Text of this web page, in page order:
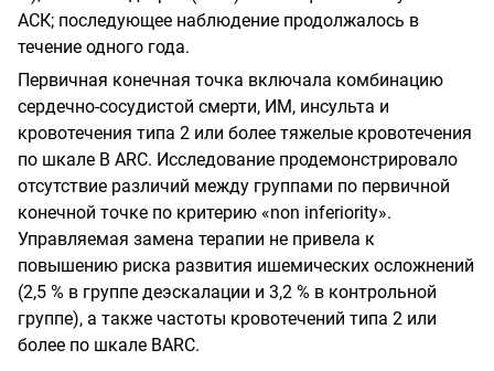
АСК; последующее наблюдение продолжалось в
течение одного года.
Первичная конечная точка включала комбинацию
сердечно-сосудистой смерти, ИМ, инсульта и
кровотечения типа 2 или более тяжелые кровотечения
по шкале В ARC. Исследование продемонстрировало
отсутствие различий между группами по первичной
конечной точке по критерию «non inferiority».
Управляемая замена терапии не привела к
повышению риска развития ишемических осложнений
(2,5 % в группе деэскалации и 3,2 % в контрольной
группе), а также частоты кровотечений типа 2 или
более по шкале ВARC.